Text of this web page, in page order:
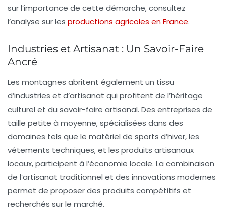
sur l’importance de cette démarche, consultez
l’analyse sur les productions agricoles en France.
Industries et Artisanat : Un Savoir-Faire
Ancré
Les montagnes abritent également un tissu
d’industries et d’artisanat qui profitent de l’héritage
culturel et du savoir-faire artisanal. Des entreprises de
taille petite à moyenne, spécialisées dans des
domaines tels que le matériel de sports d’hiver, les
vêtements techniques, et les produits artisanaux
locaux, participent à l’économie locale. La combinaison
de l’artisanat traditionnel et des innovations modernes
permet de proposer des produits compétitifs et
recherchés sur le marché.